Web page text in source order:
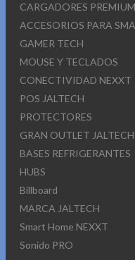
CARGADORES PREMIUM
ACCESORIOS PARA
GAMER TECH
MOUSE Y TECLADOS
CONECTIVIDAD NEXXT
POS JALTECH
PROTECTORES
GRAN OUTLET JALTECH
BASES REFRIGERANTES
HUBS
Billboard
MARCA JALTECH
Smart Home NEXXT
Sonido PRO